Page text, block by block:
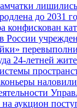
до 2031
конфискован
России
24-летней
аукцион